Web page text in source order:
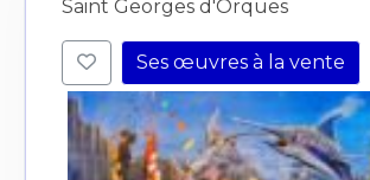
Saint Georges d'Orques
Ses œuvres à la vente